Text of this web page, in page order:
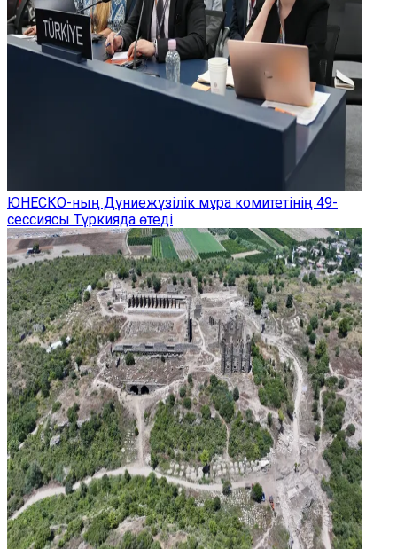
ЮНЕСКО-ның Дүниежүзілік мұра комитетінің 49-
сессиясы Түркияда өтеді